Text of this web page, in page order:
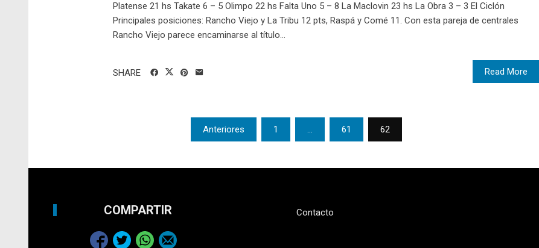
Platense 21 hs Takate 6 – 5 Olimpo 22 hs Falta Uno 5 – 8 La Maclovin 23 hs La Obra 3 – 3 El Ciclón
Principales posiciones: Rancho Viejo y La Tribu 12 pts, Raspá y Comé 11. Con esta pareja de centrales
Rancho Viejo parece encaminarse al título...
Read More
SHARE
Anteriores 1 … 61 62
COMPARTIR Contacto